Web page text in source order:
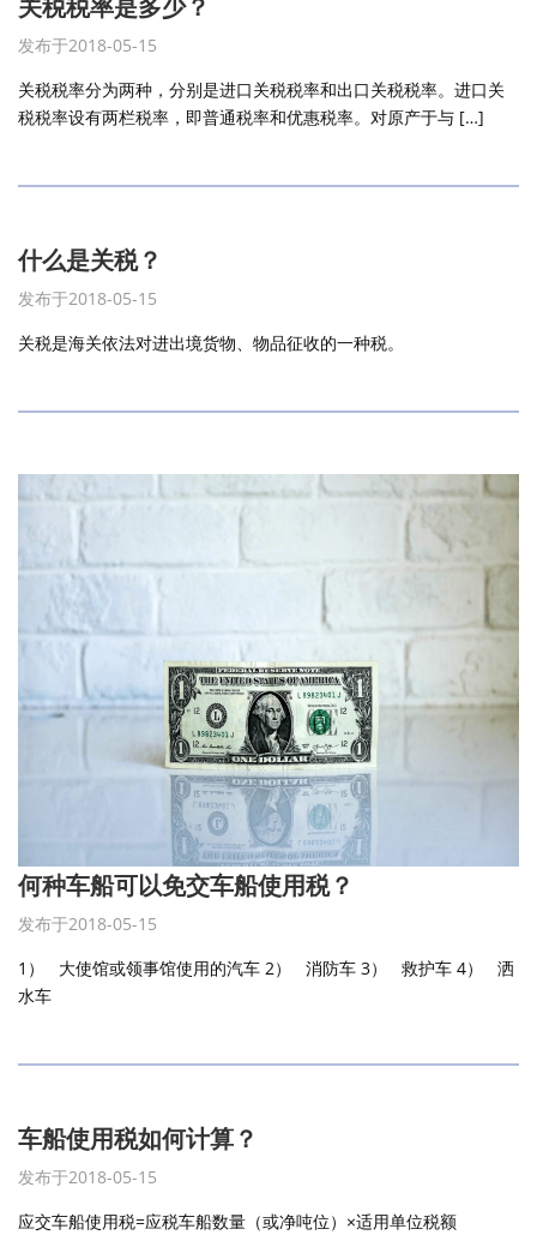
关税税率是多少？
发布于2018-05-15
关税税率分为两种，分别是进口关税税率和出口关税税率。进口关
税税率设有两栏税率，即普通税率和优惠税率。对原产于与 […]
什么是关税？
发布于2018-05-15
关税是海关依法对进出境货物、物品征收的一种税。
何种车船可以免交车船使用税？
发布于2018-05-15
1） 大使馆或领事馆使用的汽车 2） 消防车 3） 救护车 4） 洒
水车
车船使用税如何计算？
发布于2018-05-15
应交车船使用税=应税车船数量（或净吨位）×适用单位税额